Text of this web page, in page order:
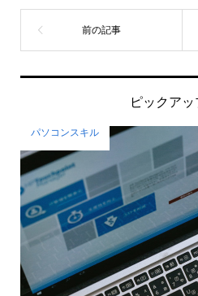
ピックア
パソコンスキル